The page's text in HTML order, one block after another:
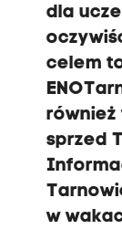
dla
celem
również
sprzed
w